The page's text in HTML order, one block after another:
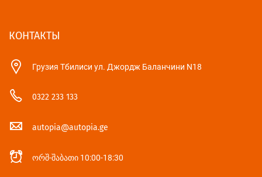
КОНТАКТЫ
Грузия Тбилиси ул. Джордж Баланчини N18
0322 233 133
autopia@autopia.ge
ორშ-შაბათი 10:00-18:30